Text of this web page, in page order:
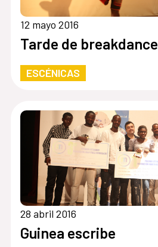
12 mayo 2016
Tarde de breakdance
ESCÉNICAS
28 abril 2016
Guinea escribe